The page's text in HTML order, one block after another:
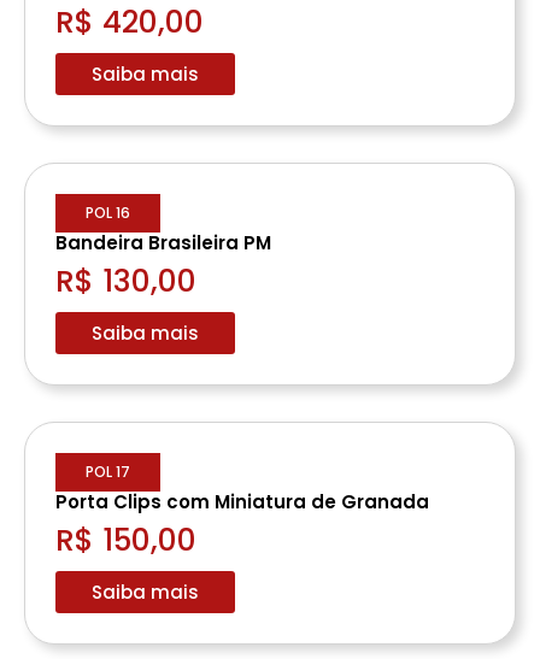
R$ 420,00
Saiba mais
POL 16
Bandeira Brasileira PM
R$ 130,00
Saiba mais
POL 17
Porta Clips com Miniatura de Granada
R$ 150,00
Saiba mais